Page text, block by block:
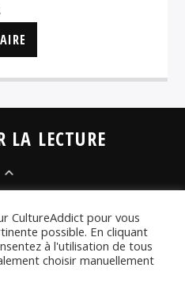
LA LECTURE
CultureAddict pour vous
possible. En cliquant
à l'utilisation de tous
choisir manuellement